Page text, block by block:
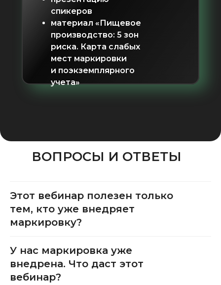
спикеров
материал «Пищевое
производство: 5 зон
риска. Карта слабых
мест маркировки
и поэкземплярного
учета»
ВОПРОСЫ И ОТВЕТЫ
Этот вебинар полезен только
тем, кто уже внедряет
маркировку?
У нас маркировка уже
внедрена. Что даст этот
вебинар?